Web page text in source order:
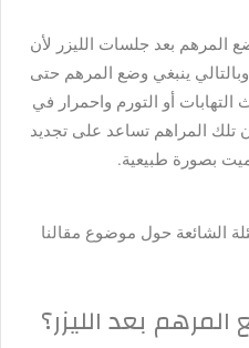
المرهم بعد جلسات الليزر لأن
ينبغي وضع المرهم حتى
أو التورم واحمرار في
تلك المراهم تساعد على تجديد
بصورة طبيعية.
الشائعة حول موضوع مقالنا
بعد الليزر؟